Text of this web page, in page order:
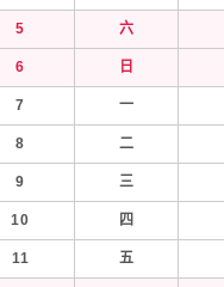
5 六
6 日
7 一
8 二
9 三
10 四
11 五